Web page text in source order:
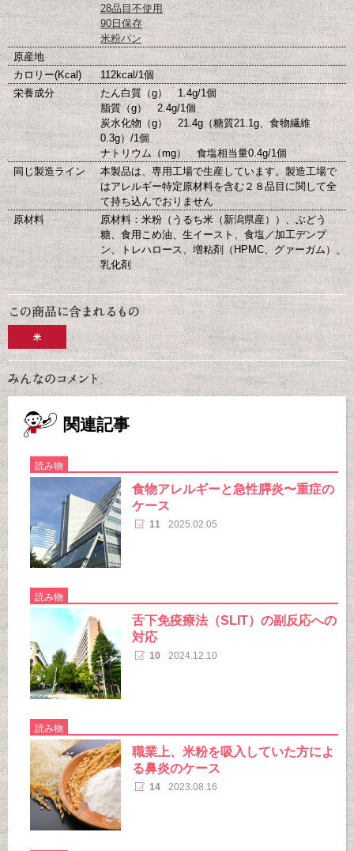
28品目不使用
90日保存
米粉パン
原産地
カロリー(Kcal)
112kcal/1個
栄養成分
たん白質（g） 1.4g/1個
脂質（g） 2.4g/1個
炭水化物（g） 21.4g（糖質21.1g、食物繊維
0.3g）/1個
ナトリウム（mg） 食塩相当量0.4g/1個
同じ製造ライン
本製品は、専用工場で生産しています。製造工場で
はアレルギー特定原材料を含む２８品目に関して全
て持ち込んでおりません
原材料
原材料：米粉（うるち米（新潟県産））、ぶどう
糖、食用こめ油、生イースト、食塩／加工デンプ
ン、トレハロース、増粘剤（HPMC、グァーガム）、
乳化剤
米
関連記事
読み物
食物アレルギーと急性膵炎〜重症の
ケース
11 2025.02.05
読み物
舌下免疫療法（SLIT）の副反応への
対応
10 2024.12.10
読み物
職業上、米粉を吸入していた方によ
る鼻炎のケース
14 2023.08.16